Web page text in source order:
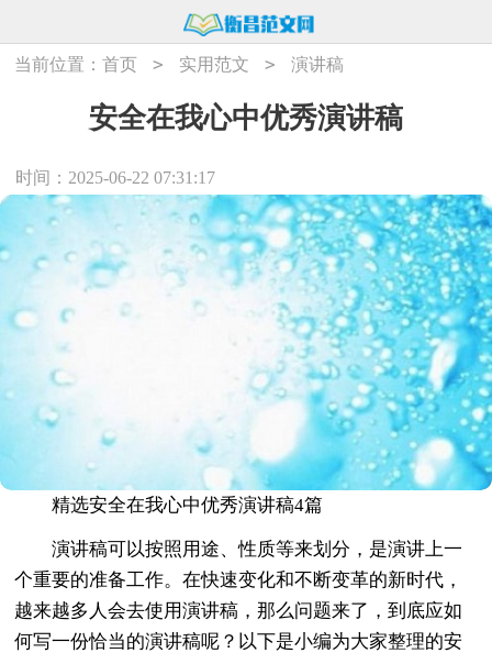
当前位置：首页 > 实用范文 > 演讲稿
安全在我心中优秀演讲稿
时间：2025-06-22 07:31:17
精选安全在我心中优秀演讲稿4篇
演讲稿可以按照用途、性质等来划分，是演讲上一
个重要的准备工作。在快速变化和不断变革的新时代，
越来越多人会去使用演讲稿，那么问题来了，到底应如
何写一份恰当的演讲稿呢？以下是小编为大家整理的安